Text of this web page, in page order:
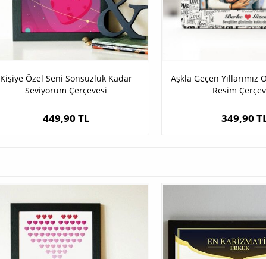
Kişiye Özel Seni Sonsuzluk Kadar
Seviyorum Çerçevesi
449,90 TL
Aşkla Geçen Yıllarımız
Resim
349,90